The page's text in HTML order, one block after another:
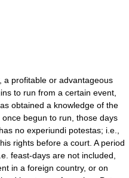
, a profitable or advantageous
to run from a certain event,
obtained a knowledge of the
begun to run, those days
no experiundi potestas; i.e.,
rights before a court. A period
feast-days are not included,
in a foreign country, or on